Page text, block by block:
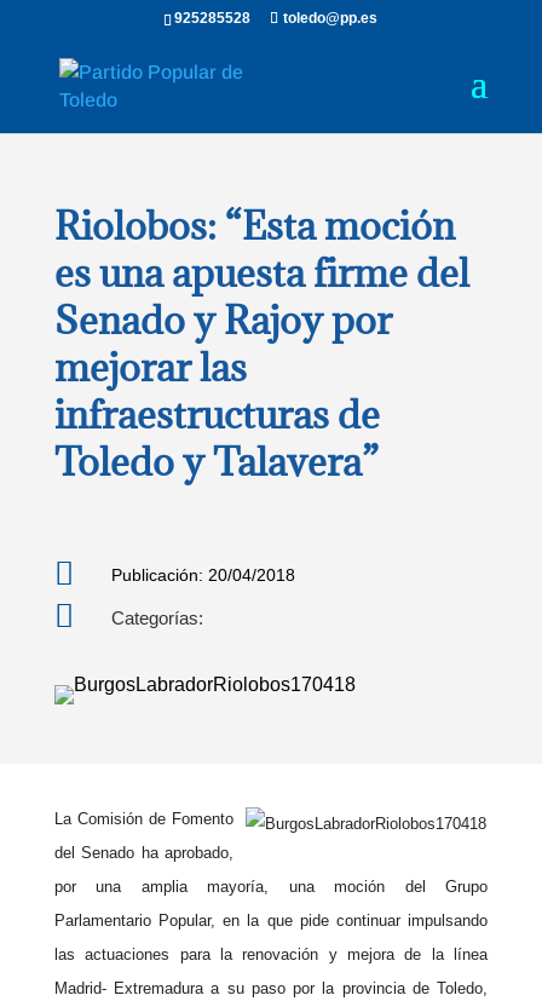
925285528 toledo@pp.es
Riolobos: “Esta moción
es una apuesta firme del
Senado y Rajoy por
mejorar las
infraestructuras de
Toledo y Talavera”
 Publicación: 20/04/2018
 Categorías:
La Comisión de Fomento
del Senado ha aprobado,
por una amplia mayoría, una moción del Grupo
Parlamentario Popular, en la que pide continuar impulsando
las actuaciones para la renovación y mejora de la línea
Madrid- Extremadura a su paso por la provincia deToledo,